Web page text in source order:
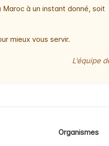
à un instant donné, soit
mieux vous servir.
L'équipe
Organismes